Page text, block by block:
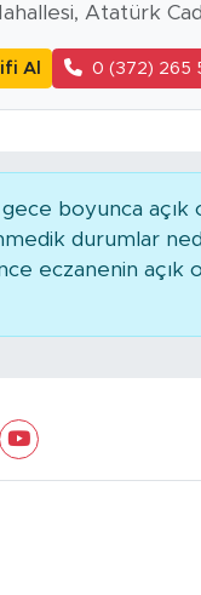
Atatürk
Al 0 (372) 265
boyunca açık
durumlar
eczanenin açık